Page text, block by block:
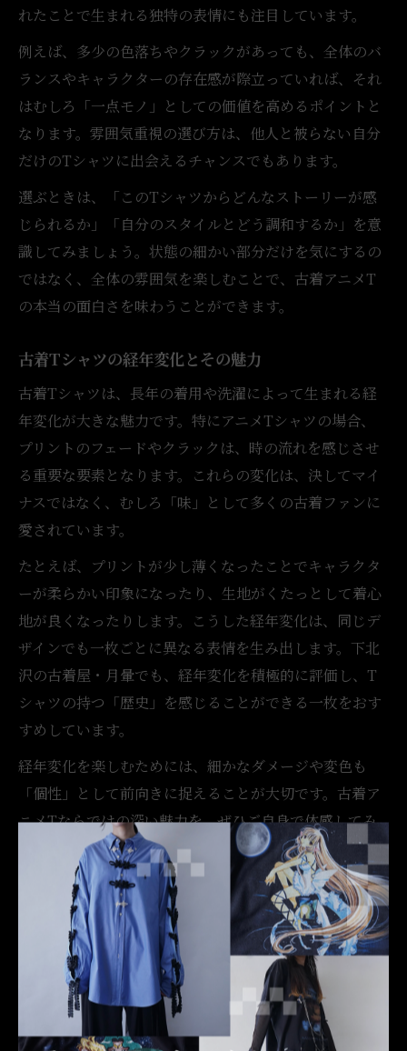
れたことで生まれる独特の表情にも注目しています。
例えば、多少の色落ちやクラックがあっても、全体のバ
ランスやキャラクターの存在感が際立っていれば、それ
はむしろ「一点モノ」としての価値を高めるポイントと
なります。雰囲気重視の選び方は、他人と被らない自分
だけのTシャツに出会えるチャンスでもあります。
選ぶときは、「このTシャツからどんなストーリーが感
じられるか」「自分のスタイルとどう調和するか」を意
識してみましょう。状態の細かい部分だけを気にするの
ではなく、全体の雰囲気を楽しむことで、古着アニメT
の本当の面白さを味わうことができます。
古着Tシャツの経年変化とその魅力
古着Tシャツは、長年の着用や洗濯によって生まれる経
年変化が大きな魅力です。特にアニメTシャツの場合、
プリントのフェードやクラックは、時の流れを感じさせ
る重要な要素となります。これらの変化は、決してマイ
ナスではなく、むしろ「味」として多くの古着ファンに
愛されています。
たとえば、プリントが少し薄くなったことでキャラクタ
ーが柔らかい印象になったり、生地がくたっとして着心
地が良くなったりします。こうした経年変化は、同じデ
ザインでも一枚ごとに異なる表情を生み出します。下北
沢の古着屋・月暈でも、経年変化を積極的に評価し、T
シャツの持つ「歴史」を感じることができる一枚をおす
すめしています。
経年変化を楽しむためには、細かなダメージや変色も
「個性」として前向きに捉えることが大切です。古着ア
ニメTならではの深い魅力を、ぜひご自身で体感してみ
てください。
おしゃれな古着アニメTコーデのポイント
古着アニメTシャツをおしゃれに着こなすには、Tシャツ
の状態や雰囲気に合わせたコーディネートが重要です。
たとえば、色落ちしたTシャツはシンプルなボトムスと
合わせて主役にし、クラックの入ったプリントはレイヤ
ードやアクセサリーでアクセントを加えるとバランス良